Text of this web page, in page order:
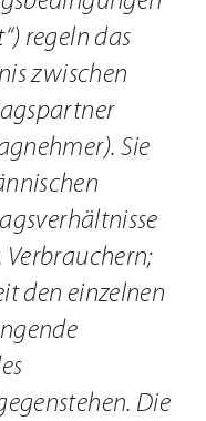
regeln das
zwischen
Sie
den einzelnen
Die